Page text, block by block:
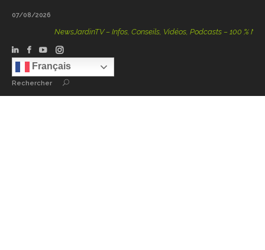
07/08/2026
NewsJardinTV – Infos, Conseils, Vidéos, Podcasts – 100 % Nature
Français
Rechercher